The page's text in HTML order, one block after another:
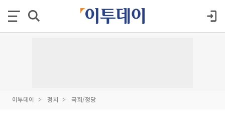
이투데이 정치 국회/정당